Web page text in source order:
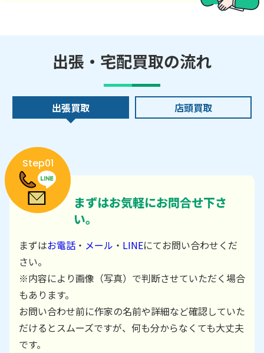
出張・宅配買取の流れ
出張買取 店頭買取
Step01
まずはお気軽にお問合せ下さ
い。
まずはお電話 ・ メール ・ LINEにてお問い合わせくだ
さい。
※内容により画像（写真）で判断させていただく場合
もあります。
お問い合わせ前に作家の名前や詳細など確認していた
だけるとスムーズですが、何も分からなくても大丈夫
です。